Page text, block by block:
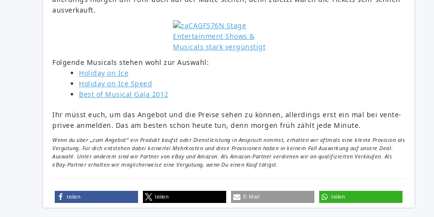
ausverkauft.
Folgende Musicals stehen wohl zur Auswahl:
Holiday on Ice
Holiday on Ice Speed
Best of Musical Gala 2012
Ihr müsst euch, um das Angebot und die Preise sehen zu können, allerdings erst ein mal bei vente-
privee anmelden. Das am besten schon heute tun, denn morgen früh zählt jede Minute.
Wenn du über „zum Angebot“ ein Produkt kaufst oder Dienstleistung in Anspruch nimmst, erhalten wir oftmals eine kleine Provision als
Vergütung. Für dich entstehen dabei keinerlei Mehrkosten und diese Provisionen haben in keinem Fall Auswirkung auf unsere Deal-
Auswahl. Unter anderem sind wir Partner von eBay und Amazon. Als Amazon-Partner verdienen wir an qualifizierten Verkäufen. Als
eBay-Partner erhalten wir möglicherweise eine Vergütung, wenn Du einen Kauf tätigst.
teilen teilen E-Mail teilen